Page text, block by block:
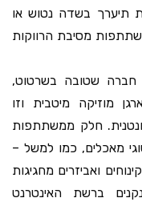
תיערך בשדה נטוש או
משתתפות מסיבת הרווקות
שטובה בשרטוט,
מוזיקה מיטבית וזו
חלק ממשתתפות
מאכלים, כמו למשל –
ואביזרים מחגיגות
ברשת האינטרנט